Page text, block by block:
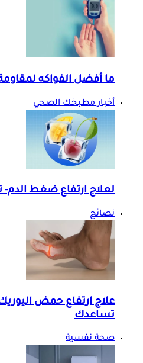
ما أفضل الفواكه
أخبار مطبخك الصحي
لعلاج ارتفاع ضغط الدم-
نصائح
تساعدك
صحة نفسية